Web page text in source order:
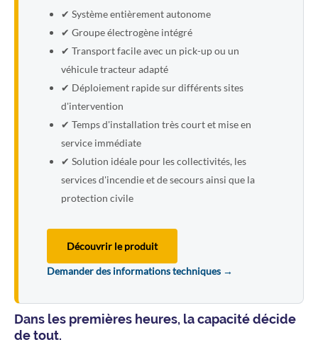
✔ Système entièrement autonome
✔ Groupe électrogène intégré
✔ Transport facile avec un pick-up ou un
véhicule tracteur adapté
✔ Déploiement rapide sur différents sites
d'intervention
✔ Temps d'installation très court et mise en
service immédiate
✔ Solution idéale pour les collectivités, les
services d'incendie et de secours ainsi que la
protection civile
Découvrir le produit
Demander des informations techniques →
Dans les premières heures, la capacité décide
de tout.